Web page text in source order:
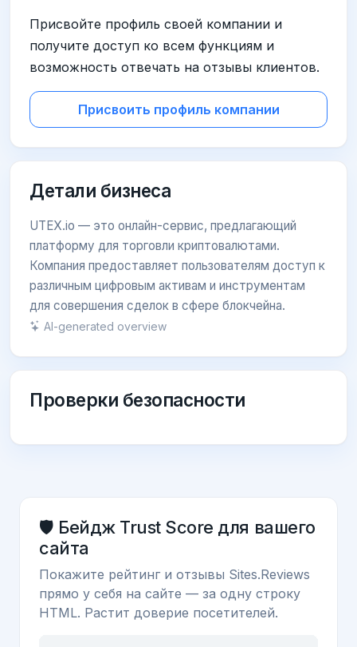
Присвойте профиль своей компании и
получите доступ ко всем функциям и
возможность отвечать на отзывы клиентов.
Присвоить профиль компании
Детали бизнеса
UTEX.io — это онлайн-сервис, предлагающий
платформу для торговли криптовалютами.
Компания предоставляет пользователям доступ к
различным цифровым активам и инструментам
для совершения сделок в сфере блокчейна.
AI-generated overview
Проверки безопасности
🛡️ Бейдж Trust Score для вашего
сайта
Покажите рейтинг и отзывы Sites.Reviews
прямо у себя на сайте — за одну строку
HTML. Растит доверие посетителей.